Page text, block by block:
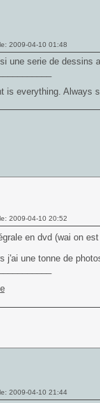
2009-04-10 01:48
une serie de dessins
is everything. Always
2009-04-10 20:52
en dvd (wai on
j'ai une tonne de
2009-04-10 21:44